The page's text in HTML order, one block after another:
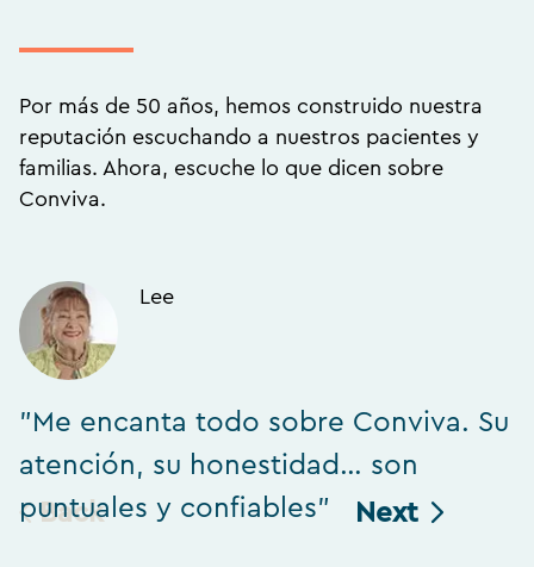
Por más de 50 años, hemos construido nuestra
reputación escuchando a nuestros pacientes y
familias. Ahora, escuche lo que dicen sobre
Conviva.
Back
Lee
"Me encanta todo sobre Conviva. Su
atención, su honestidad… son
puntuales y confiables"
Next